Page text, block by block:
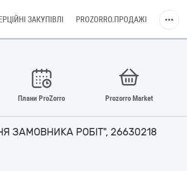
ЗАКУПІВЛІ PROZORRO.ПРОДАЖІ
Плани ProZorro Prozorro Market
ЗАМОВНИКА РОБІТ", 26630218